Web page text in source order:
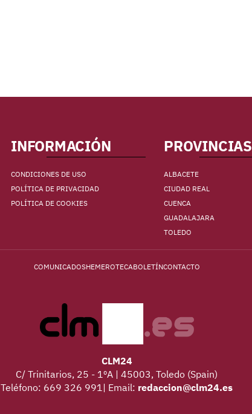
INFORMACIÓN
CONDICIONES DE USO
POLÍTICA DE PRIVACIDAD
POLÍTICA DE COOKIES
PROVINCIAS
ALBACETE
CIUDAD REAL
CUENCA
GUADALAJARA
TOLEDO
COMUNICADOSHEMEROTECABOLETÍNCONTACTO
CLM24
C/ Trinitarios, 25 - 1ºA | 45003, Toledo (Spain)
Teléfono: 669 326 991| Email: redaccion@clm24.es